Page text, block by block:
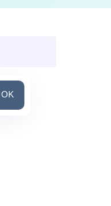
Suche nach einem Land
OK